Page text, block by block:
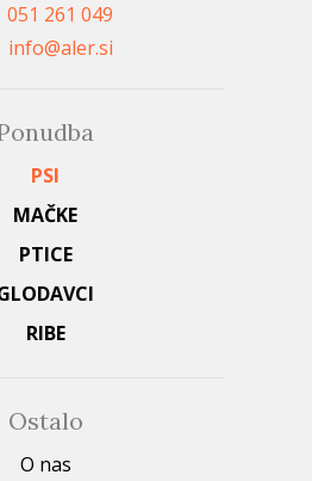
051 261 049
info@aler.si
PSI
MAČKE
PTICE
RIBE
Ostalo
O nas